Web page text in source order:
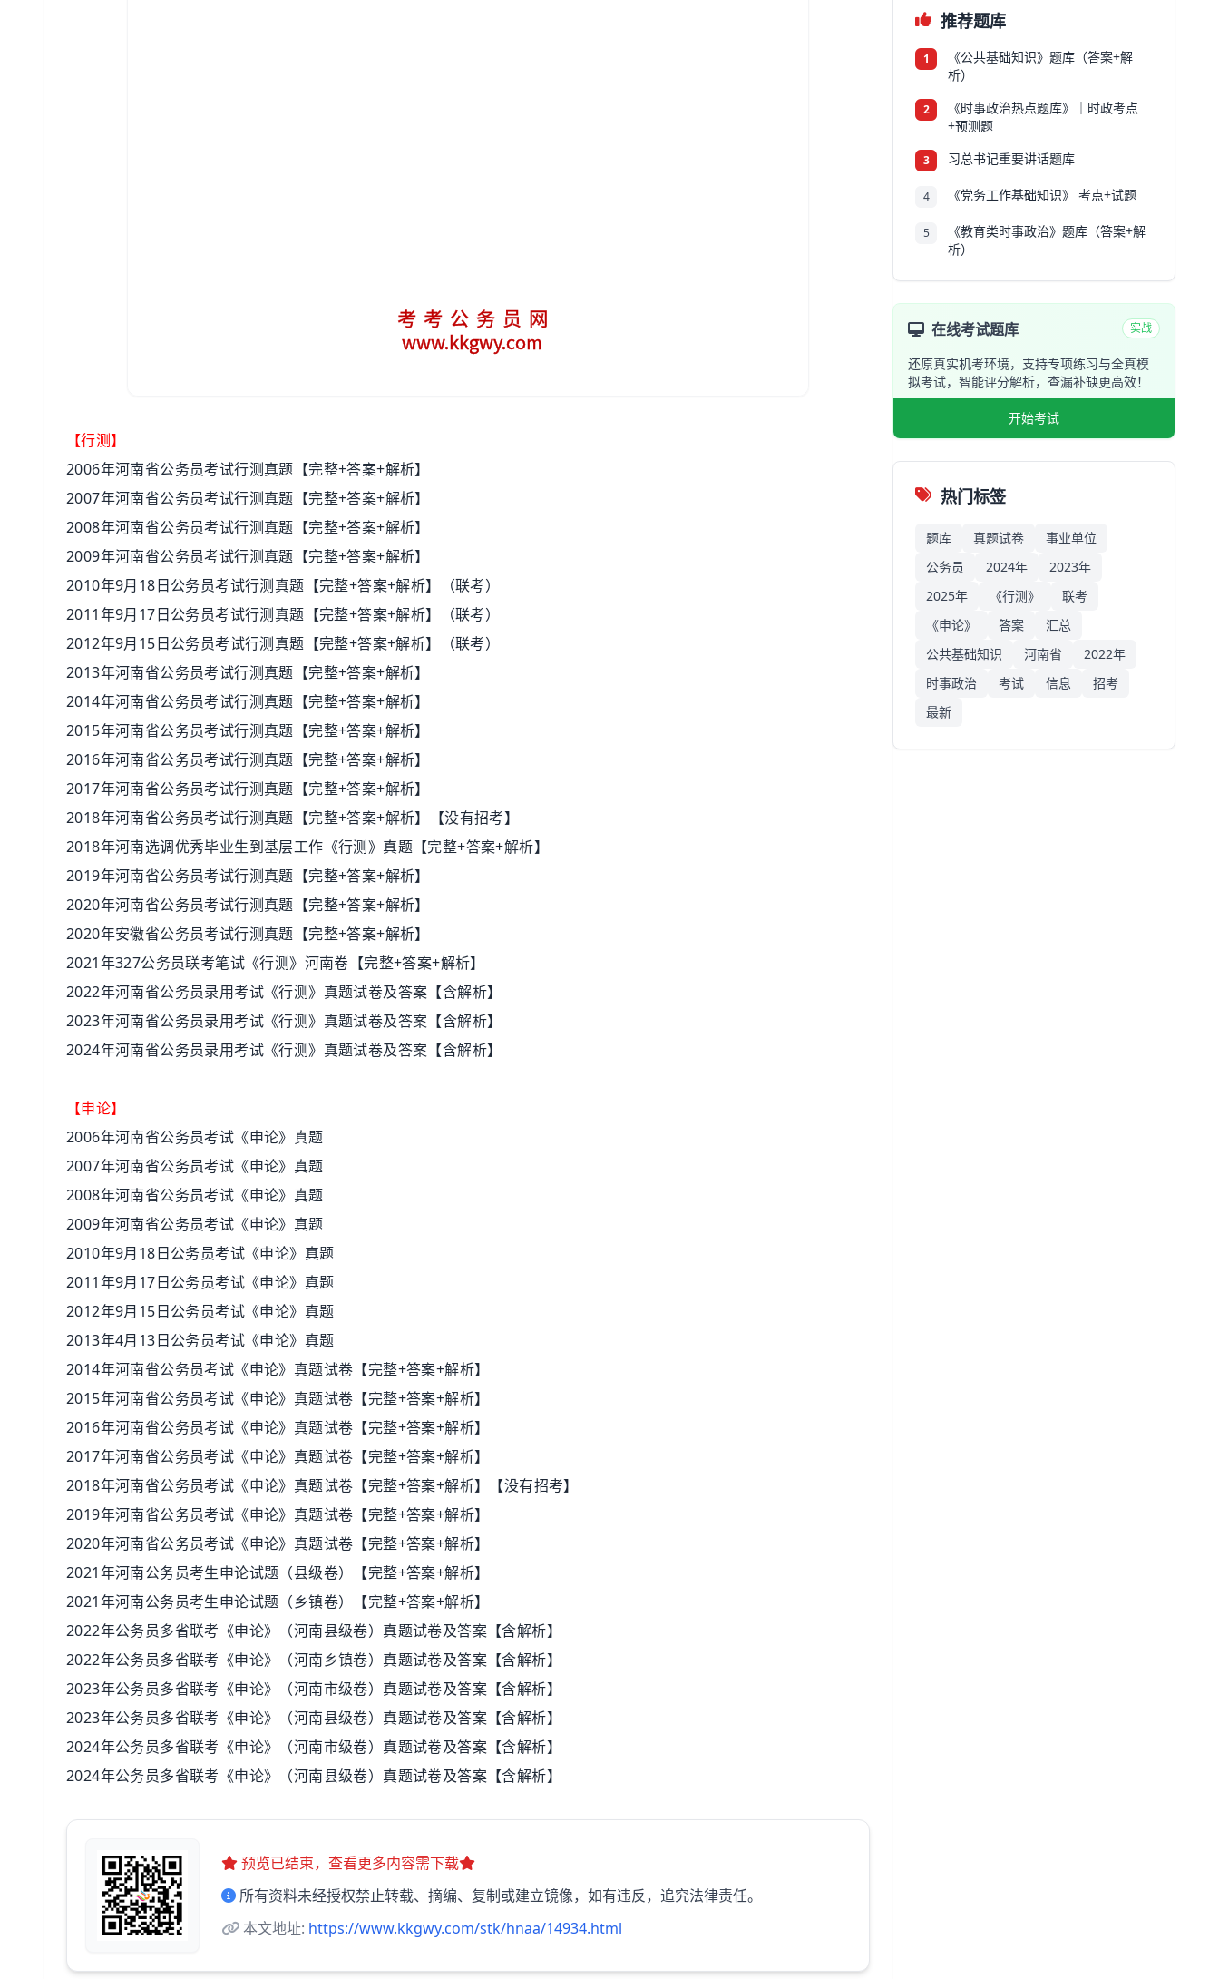
【行测】
2006年河南省公务员考试行测真题【完整+答案+解析】
2007年河南省公务员考试行测真题【完整+答案+解析】
2008年河南省公务员考试行测真题【完整+答案+解析】
2009年河南省公务员考试行测真题【完整+答案+解析】
2010年9月18日公务员考试行测真题【完整+答案+解析】（联考）
2011年9月17日公务员考试行测真题【完整+答案+解析】（联考）
2012年9月15日公务员考试行测真题【完整+答案+解析】（联考）
2013年河南省公务员考试行测真题【完整+答案+解析】
2014年河南省公务员考试行测真题【完整+答案+解析】
2015年河南省公务员考试行测真题【完整+答案+解析】
2016年河南省公务员考试行测真题【完整+答案+解析】
2017年河南省公务员考试行测真题【完整+答案+解析】
2018年河南省公务员考试行测真题【完整+答案+解析】【没有招考】
2018年河南选调优秀毕业生到基层工作《行测》真题【完整+答案+解析】
2019年河南省公务员考试行测真题【完整+答案+解析】
2020年河南省公务员考试行测真题【完整+答案+解析】
2020年安徽省公务员考试行测真题【完整+答案+解析】
2021年327公务员联考笔试《行测》河南卷【完整+答案+解析】
2022年河南省公务员录用考试《行测》真题试卷及答案【含解析】
2023年河南省公务员录用考试《行测》真题试卷及答案【含解析】
2024年河南省公务员录用考试《行测》真题试卷及答案【含解析】
【申论】
2006年河南省公务员考试《申论》真题
2007年河南省公务员考试《申论》真题
2008年河南省公务员考试《申论》真题
2009年河南省公务员考试《申论》真题
2010年9月18日公务员考试《申论》真题
2011年9月17日公务员考试《申论》真题
2012年9月15日公务员考试《申论》真题
2013年4月13日公务员考试《申论》真题
2014年河南省公务员考试《申论》真题试卷【完整+答案+解析】
2015年河南省公务员考试《申论》真题试卷【完整+答案+解析】
2016年河南省公务员考试《申论》真题试卷【完整+答案+解析】
2017年河南省公务员考试《申论》真题试卷【完整+答案+解析】
2018年河南省公务员考试《申论》真题试卷【完整+答案+解析】【没有招考】
2019年河南省公务员考试《申论》真题试卷【完整+答案+解析】
2020年河南省公务员考试《申论》真题试卷【完整+答案+解析】
2021年河南公务员考生申论试题（县级卷）【完整+答案+解析】
2021年河南公务员考生申论试题（乡镇卷）【完整+答案+解析】
2022年公务员多省联考《申论》（河南县级卷）真题试卷及答案【含解析】
2022年公务员多省联考《申论》（河南乡镇卷）真题试卷及答案【含解析】
2023年公务员多省联考《申论》（河南市级卷）真题试卷及答案【含解析】
2023年公务员多省联考《申论》（河南县级卷）真题试卷及答案【含解析】
2024年公务员多省联考《申论》（河南市级卷）真题试卷及答案【含解析】
2024年公务员多省联考《申论》（河南县级卷）真题试卷及答案【含解析】
预览已结束，查看更多内容需下载
所有资料未经授权禁止转载、摘编、复制或建立镜像，如有违反，追究法律责任。
本文地址: https://www.kkgwy.com/stk/hnaa/14934.html
推荐题库
1
《公共基础知识》题库（答案+解
析）
2
《时事政治热点题库》｜时政考点
+预测题
3 习总书记重要讲话题库
4 《党务工作基础知识》 考点+试题
5
《教育类时事政治》题库（答案+解
析）
在线考试题库 实战
还原真实机考环境，支持专项练习与全真模
拟考试，智能评分解析，查漏补缺更高效！
开始考试
热门标签
题库 真题试卷
事业单位
公务员
2024年
2023年
2025年
《行测》
联考
《申论》
答案
汇总
公共基础知识
河南省
2022年
时事政治
考试 信息
招考
最新